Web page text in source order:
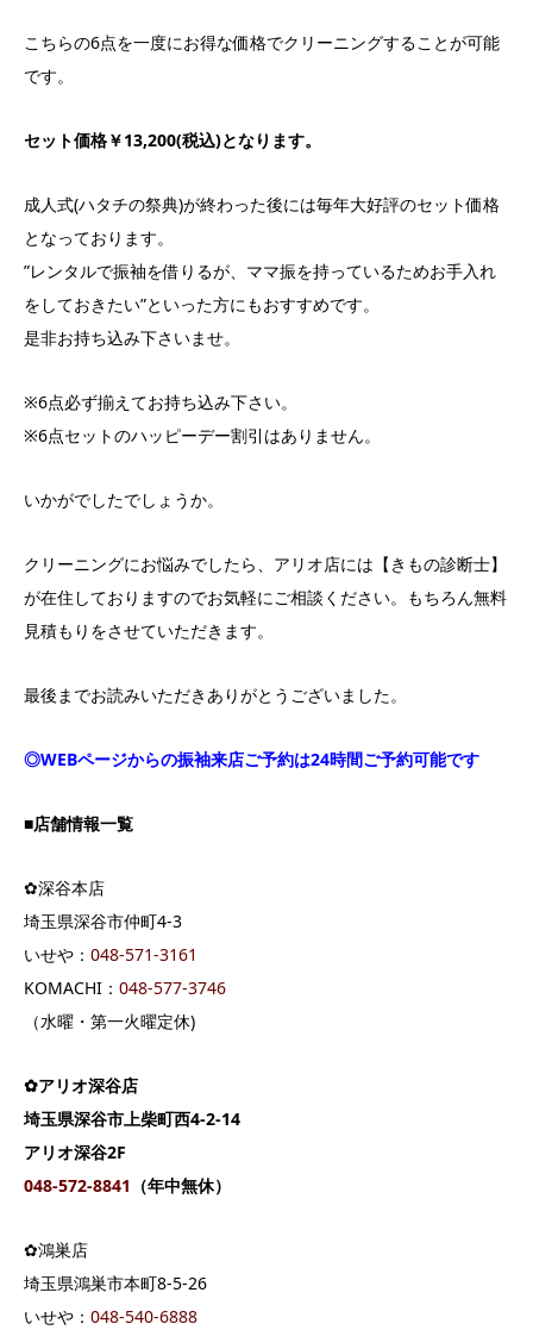
こちらの6点を一度にお得な価格でクリーニングすることが可能
です。
セット価格￥13,200(税込)となります。
成人式(ハタチの祭典)が終わった後には毎年大好評のセット価格
となっております。
”レンタルで振袖を借りるが、ママ振を持っているためお手入れ
をしておきたい”といった方にもおすすめです。
是非お持ち込み下さいませ。
※6点必ず揃えてお持ち込み下さい。
※6点セットのハッピーデー割引はありません。
いかがでしたでしょうか。
クリーニングにお悩みでしたら、アリオ店には【きもの診断士】
が在住しておりますのでお気軽にご相談ください。もちろん無料
見積もりをさせていただきます。
最後までお読みいただきありがとうございました。
◎WEBページからの振袖来店ご予約は24時間ご予約可能です
■店舗情報一覧
✿深谷本店
埼玉県深谷市仲町4-3
いせや： 048-571-3161
KOMACHI： 048-577-3746
（水曜・第一火曜定休)
✿アリオ深谷店
埼玉県深谷市上柴町西4-2-14
アリオ深谷2F
048-572-8841 （年中無休）
✿鴻巣店
埼玉県鴻巣市本町8-5-26
いせや： 048-540-6888